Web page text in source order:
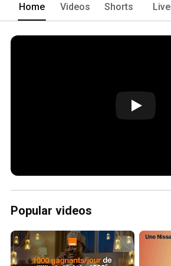
Home Videos Shorts Live
Popular videos